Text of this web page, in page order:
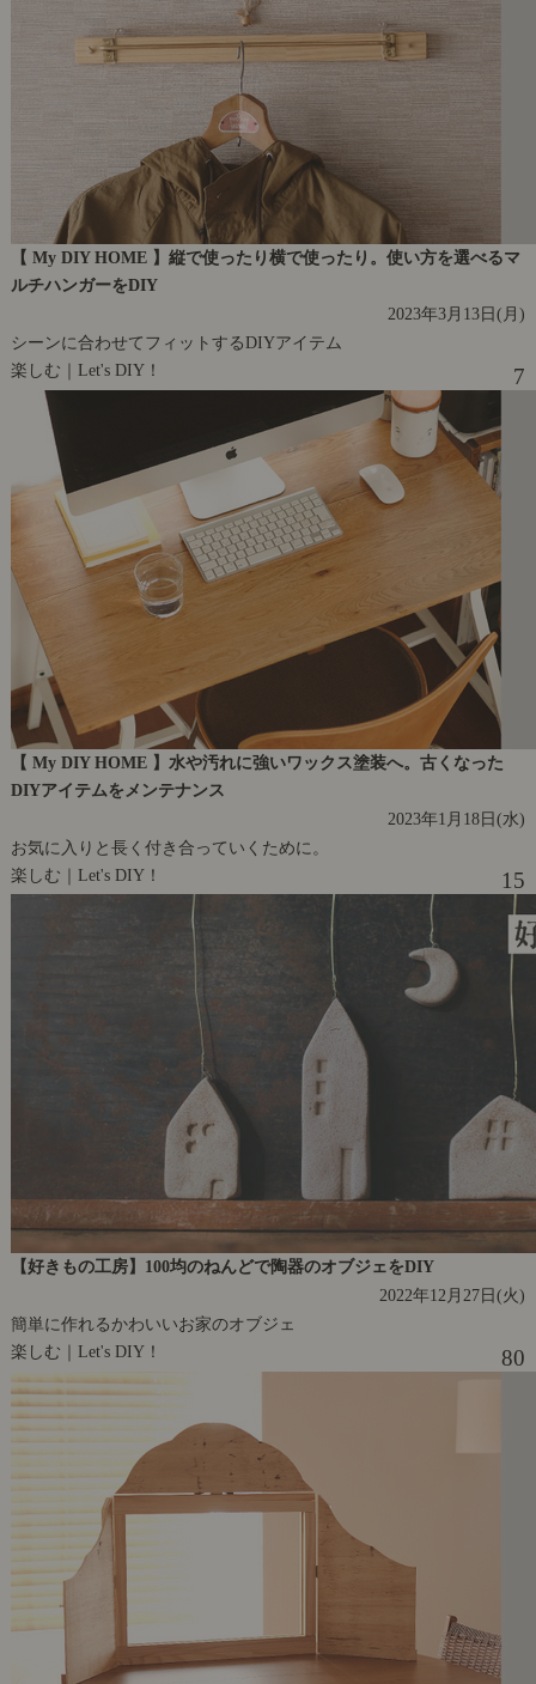
【 My DIY HOME 】縦で使ったり横で使ったり。使い方を選べるマ
ルチハンガーをDIY
2023年3月13日(月)
シーンに合わせてフィットするDIYアイテム
楽しむ｜Let's DIY！
7
【 My DIY HOME 】水や汚れに強いワックス塗装へ。古くなった
DIYアイテムをメンテナンス
2023年1月18日(水)
お気に入りと長く付き合っていくために。
楽しむ｜Let's DIY！
15
【好きもの工房】100均のねんどで陶器のオブジェをDIY
2022年12月27日(火)
簡単に作れるかわいいお家のオブジェ
楽しむ｜Let's DIY！
80